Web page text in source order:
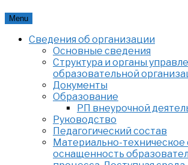
Skip
content
Menu
Сведения об организации
Основные сведения
Структура и органы
образовательной
Документы
Образование
РП внеурочной
Руководство
Педагогический состав
Материально-техническое
оснащенность